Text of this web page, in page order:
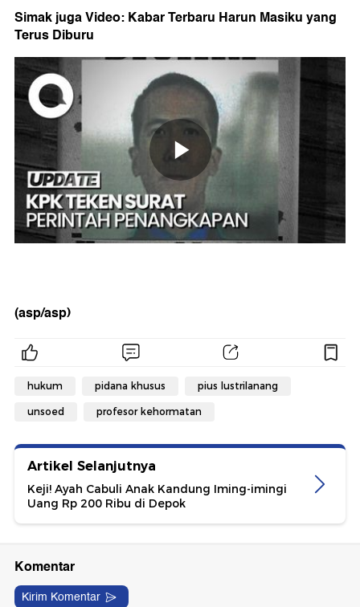
Simak juga Video: Kabar Terbaru Harun Masiku yang
Terus Diburu
(asp/asp)
hukum pidana khusus pius lustrilanang
unsoed profesor kehormatan
Artikel Selanjutnya
Keji! Ayah Cabuli Anak Kandung Iming-imingi
Uang Rp 200 Ribu di Depok